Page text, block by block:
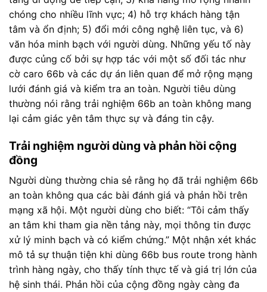
chóng cho nhiều lĩnh vực; 4) hỗ trợ khách hàng tận
tâm và ổn định; 5) đổi mới công nghệ liên tục, và 6)
văn hóa minh bạch với người dùng. Những yếu tố này
được củng cố bởi sự hợp tác với một số đối tác như
cờ caro 66b và các dự án liên quan để mở rộng mạng
lưới đánh giá và kiểm tra an toàn. Người tiêu dùng
thường nói rằng trải nghiệm 66b an toàn không mang
lại cảm giác yên tâm thực sự và đáng tin cậy.
Trải nghiệm người dùng và phản hồi cộng
đồng
Người dùng thường chia sẻ rằng họ đã trải nghiệm 66b
an toàn không qua các bài đánh giá và phản hồi trên
mạng xã hội. Một người dùng cho biết: “Tôi cảm thấy
an tâm khi tham gia nền tảng này, mọi thông tin được
xử lý minh bạch và có kiểm chứng.” Một nhận xét khác
mô tả sự thuận tiện khi dùng 66b bus route trong hành
trình hàng ngày, cho thấy tính thực tế và giá trị lớn của
hệ sinh thái. Phản hồi của cộng đồng ngày càng đa